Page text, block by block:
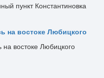
на востоке Любицкого